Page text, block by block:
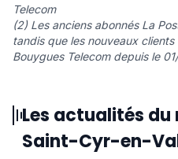
Telecom
(2) Les anciens abonnés La
tandis que les nouveaux
Bouygues Telecom depuis le
Les actualités du
Saint-Cyr-en-